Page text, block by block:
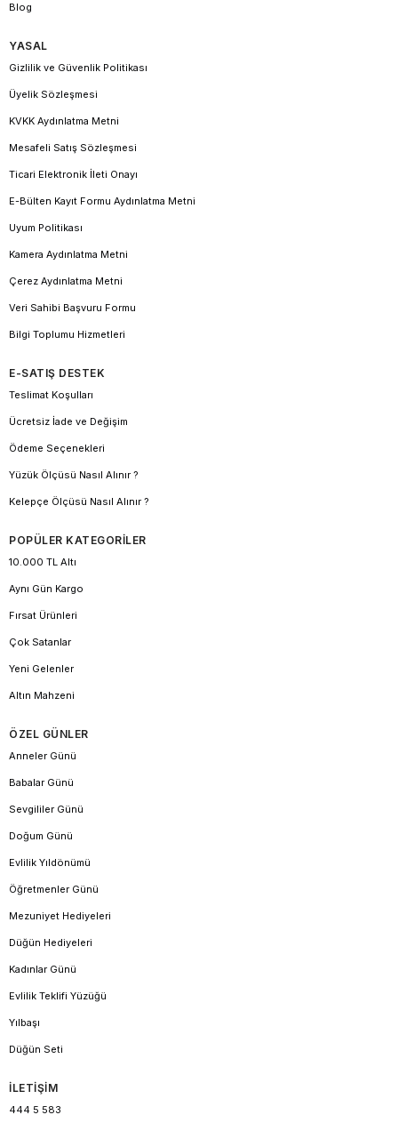
Blog
YASAL
Gizlilik ve Güvenlik Politikası
Üyelik Sözleşmesi
KVKK Aydınlatma Metni
Mesafeli Satış Sözleşmesi
Ticari Elektronik İleti Onayı
E-Bülten Kayıt Formu Aydınlatma Metni
Uyum Politikası
Kamera Aydınlatma Metni
Çerez Aydınlatma Metni
Veri Sahibi Başvuru Formu
Bilgi Toplumu Hizmetleri
E-SATIŞ DESTEK
Teslimat Koşulları
Ücretsiz İade ve Değişim
Ödeme Seçenekleri
Yüzük Ölçüsü Nasıl Alınır ?
Kelepçe Ölçüsü Nasıl Alınır ?
POPÜLER KATEGORİLER
10.000 TL Altı
Aynı Gün Kargo
Fırsat Ürünleri
Çok Satanlar
Yeni Gelenler
Altın Mahzeni
ÖZEL GÜNLER
Anneler Günü
Babalar Günü
Sevgililer Günü
Doğum Günü
Evlilik Yıldönümü
Öğretmenler Günü
Mezuniyet Hediyeleri
Düğün Hediyeleri
Kadınlar Günü
Evlilik Teklifi Yüzüğü
Yılbaşı
Düğün Seti
İLETİŞİM
444 5 583